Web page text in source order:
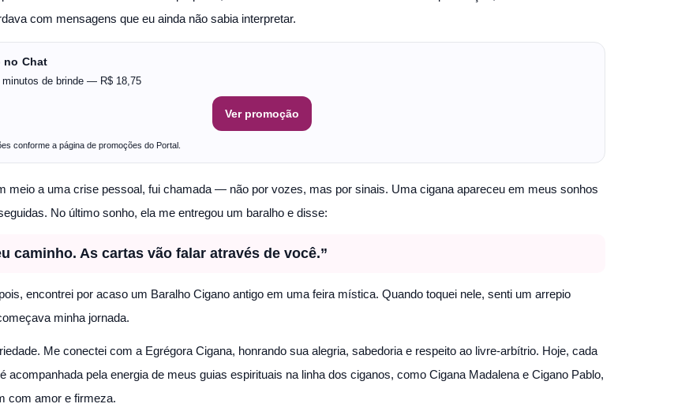
com mensagens que eu ainda não sabia interpretar.
no Chat
minutos de brinde — R$ 18,75
Ver promoção
conforme a página de promoções do Portal.
meio a uma crise pessoal, fui chamada — não por vozes, mas por sinais. Uma cigana apareceu em meus sonhos
No último sonho, ela me entregou um baralho e disse:
caminho. As cartas vão falar através de você.”
encontrei por acaso um Baralho Cigano antigo em uma feira mística. Quando toquei nele, senti um arrepio
minha jornada.
Me conectei com a Egrégora Cigana, honrando sua alegria, sabedoria e respeito ao livre-arbítrio. Hoje, cada
acompanhada pela energia de meus guias espirituais na linha dos ciganos, como Cigana Madalena e Cigano Pablo,
com amor e firmeza.